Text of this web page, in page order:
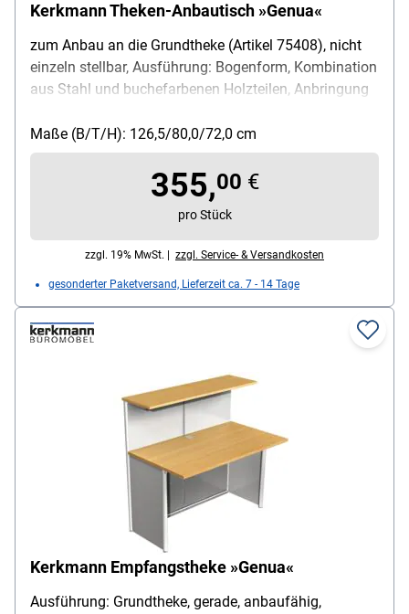
Kerkmann Theken-Anbautisch »Genua«
zum Anbau an die Grundtheke (Artikel 75408), nicht
einzeln stellbar, Ausführung: Bogenform, Kombination
aus Stahl und buchefarbenen Holzteilen, Anbringung
Maße (B/T/H): 126,5/80/72 cm
Maße (B/T/H): 126,5/80,0/72,0 cm
355,00 €
pro Stück
zzgl. 19% MwSt. | zzgl. Service- & Versandkosten
gesonderter Paketversand, Lieferzeit ca. 7 - 14 Tage
Kerkmann Empfangstheke »Genua«
Ausführung: Grundtheke, gerade, anbaufähig,